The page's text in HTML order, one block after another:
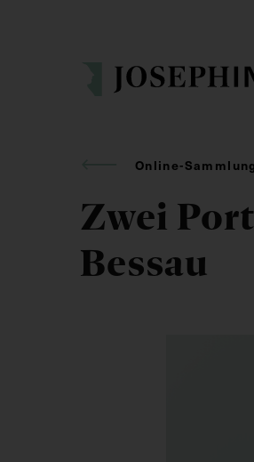
Online-Sammlung
Zwei
Bessau